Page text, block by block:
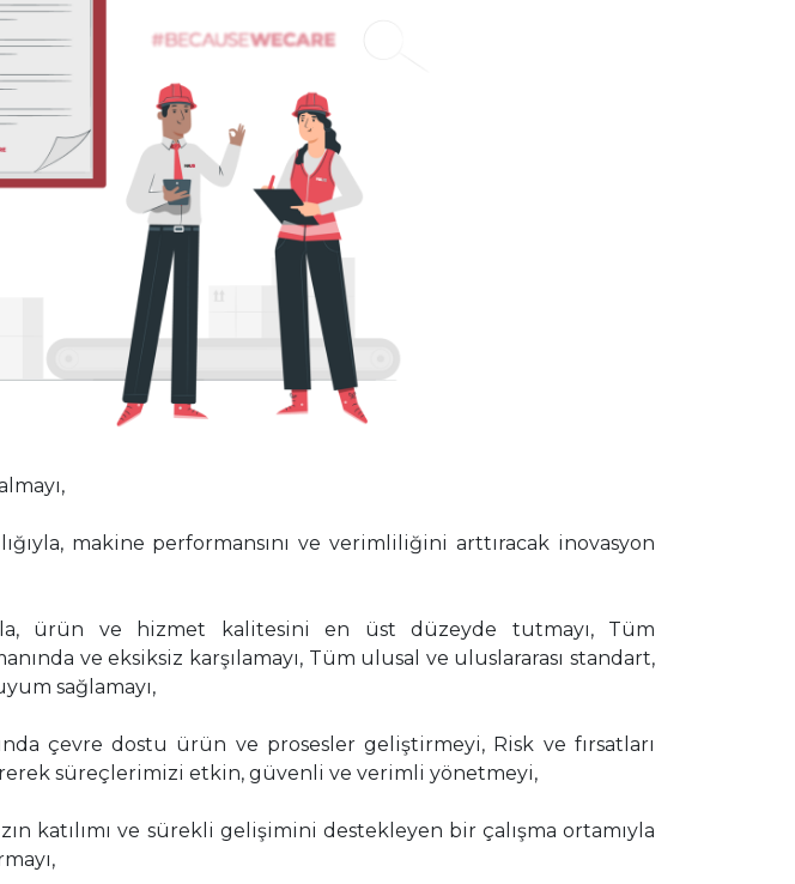
makine performansını ve verimliliğini arttıracak inovasyon
ürün ve hizmet kalitesini en üst düzeyde tutmayı, Tüm
ve eksiksiz karşılamayı, Tüm ulusal ve uluslararası standart,
sağlamayı,
çevre dostu ürün ve prosesler geliştirmeyi, Risk ve fırsatları
süreçlerimizi etkin, güvenli ve verimli yönetmeyi,
katılımı ve sürekli gelişimini destekleyen bir çalışma ortamıyla